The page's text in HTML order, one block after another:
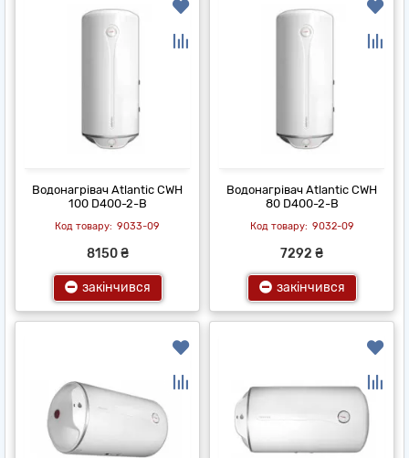
Водонагрівач Atlantic CWH
100 D400-2-B
9033-09
8150 ₴
закінчився
Водонагрівач Atlantic CWH
80 D400-2-B
9032-09
7292 ₴
закінчився